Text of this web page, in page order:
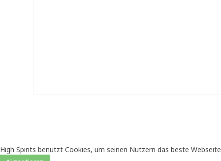
High Spirits benutzt Cookies, um seinen Nutzern das beste